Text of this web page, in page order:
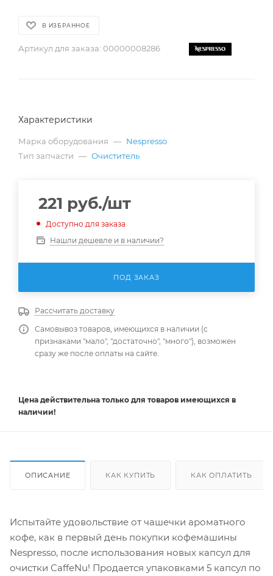
В ИЗБРАННОЕ
Артикул для заказа: 00000008286
Характеристики
Марка оборудования — Nespresso
Тип запчасти — Очиститель
221 руб./шт
Доступно для заказа
Нашли дешевле и в наличии?
ПОД ЗАКАЗ
Рассчитать доставку
Самовывоз товаров, имеющихся в наличии (с
признаками "мало", "достаточно", "много"), возможен
сразу же после оплаты на сайте.
Цена действительна только для товаров имеющихся в
наличии!
ОПИСАНИЕ КАК КУПИТЬ КАК ОПЛАТИТЬ
Испытайте удовольствие от чашечки ароматного
кофе, как в первый день покупки кофемашины
Nespresso, после использования новых капсул для
очистки CaffeNu! Продается упаковками 5 капсул по